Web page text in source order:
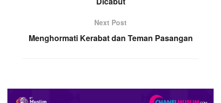
Next Post
Menghormati Kerabat dan Teman Pasangan